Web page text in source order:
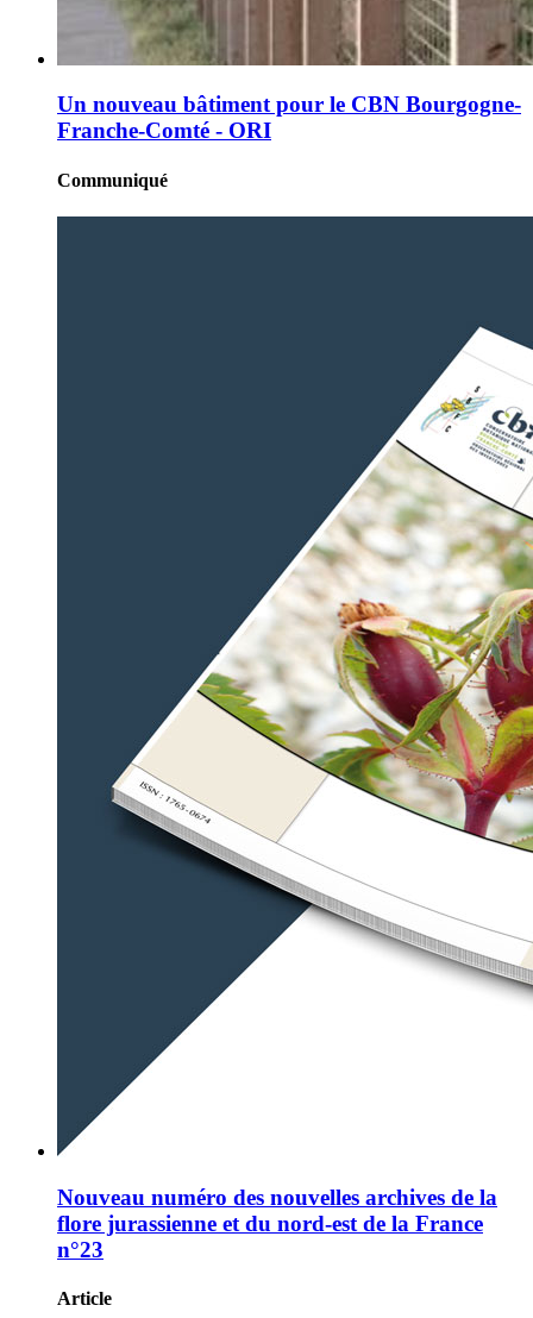
Un nouveau bâtiment pour le CBN Bourgogne-
Franche-Comté - ORI
Communiqué
Nouveau numéro des nouvelles archives de la
flore jurassienne et du nord-est de la France
n°23
Article